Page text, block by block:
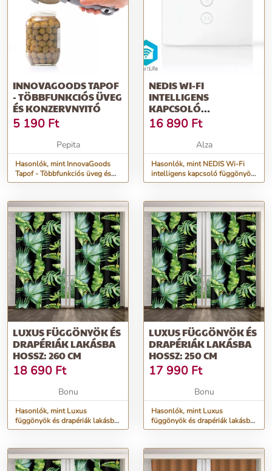
INNOVAGOODS TAPOF
- TÖBBFUNKCIÓS ÜVEG
ÉS KONZERVNYITÓ
5 190 Ft
Pepita
Hasonlók, mint InnovaGoods
Tapof - Többfunkciós üveg és
konzervnyitó
NEDIS WI-FI
INTELLIGENS
KAPCSOLÓ
FÜGGÖNYÖK,
REDŐNYÖK ÉS ROLÓK
16 890 Ft
Alza
Hasonlók, mint NEDIS Wi-Fi
intelligens kapcsoló függönyök,
redőnyök és rolók számára
LUXUS FÜGGÖNYÖK ÉS
DRAPÉRIÁK LAKÁSBA
HOSSZ: 260 CM
18 690 Ft
Bonu
Hasonlók, mint Luxus
függönyök és drapériák lakásba
Hossz: 260 cm
LUXUS FÜGGÖNYÖK ÉS
DRAPÉRIÁK LAKÁSBA
HOSSZ: 250 CM
17 990 Ft
Bonu
Hasonlók, mint Luxus
függönyök és drapériák lakásba
Hossz: 250 cm